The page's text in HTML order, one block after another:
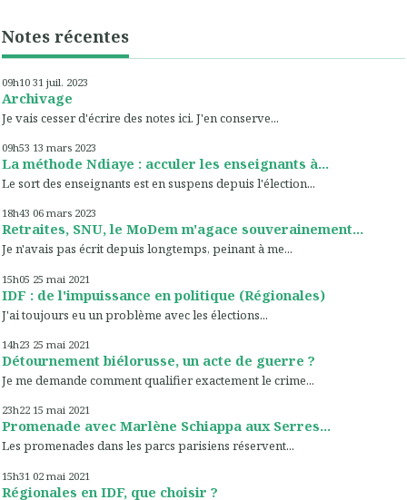
Notes récentes
09h10 31 juil. 2023
Archivage
Je vais cesser d'écrire des notes ici. J'en conserve...
09h53 13 mars 2023
La méthode Ndiaye : acculer les enseignants à...
Le sort des enseignants est en suspens depuis l'élection...
18h43 06 mars 2023
Retraites, SNU, le MoDem m'agace souverainement...
Je n'avais pas écrit depuis longtemps, peinant à me...
15h05 25 mai 2021
IDF : de l'impuissance en politique (Régionales)
J'ai toujours eu un problème avec les élections...
14h23 25 mai 2021
Détournement biélorusse, un acte de guerre ?
Je me demande comment qualifier exactement le crime...
23h22 15 mai 2021
Promenade avec Marlène Schiappa aux Serres...
Les promenades dans les parcs parisiens réservent...
15h31 02 mai 2021
Régionales en IDF, que choisir ?